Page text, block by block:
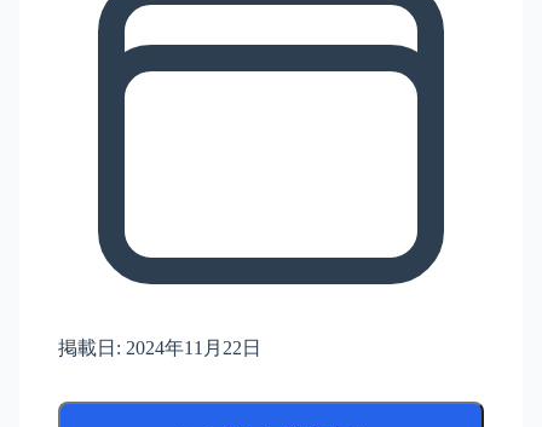
掲載日: 2024年11月22日